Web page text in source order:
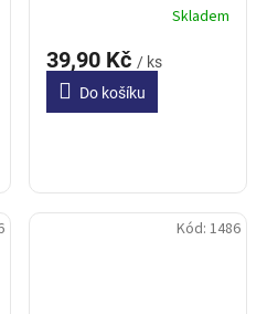
Skladem
39,90 Kč / ks
Do košíku
Kód: 1486